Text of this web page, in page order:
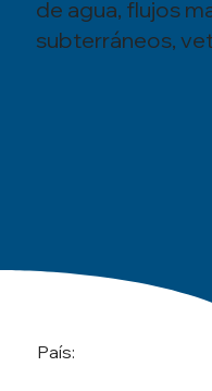
de agua, flujos
subterráneos,
País: